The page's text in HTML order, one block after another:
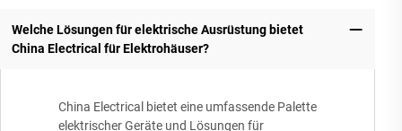
Welche Lösungen für elektrische Ausrüstung bietet
China Electrical für Elektrohäuser?
China Electrical bietet eine umfassende Palette
elektrischer Geräte und Lösungen für